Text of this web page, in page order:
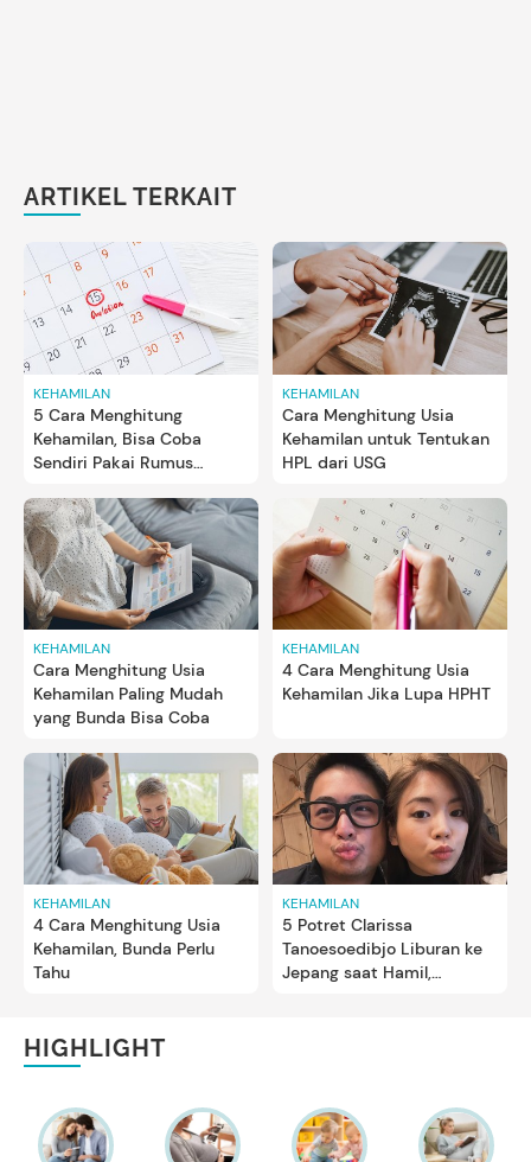
ARTIKEL TERKAIT
KEHAMILAN
5 Cara Menghitung
Kehamilan, Bisa Coba
Sendiri Pakai Rumus
KEHAMILAN
Cara Menghitung Usia
Kehamilan untuk Tentukan
HPL dari USG
KEHAMILAN
Cara Menghitung Usia
Kehamilan Paling Mudah
yang Bunda Bisa Coba
KEHAMILAN
4 Cara Menghitung Usia
Kehamilan Jika Lupa HPHT
KEHAMILAN
4 Cara Menghitung Usia
Kehamilan, Bunda Perlu
Tahu
KEHAMILAN
5 Potret Clarissa
Tanoesoedibjo Liburan ke
Jepang saat Hamil,
HIGHLIGHT